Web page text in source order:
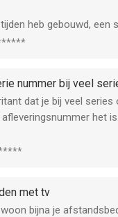
heb gebouwd,
nummer bij veel
dat je bij veel
het is.
wel te zien. Ander
die ik hoorde was
niet kan aanpassen.
met tv
bijna je